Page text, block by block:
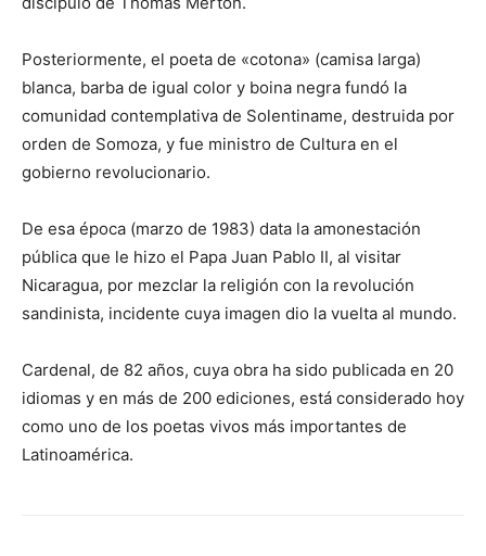
Posteriormente, el poeta de «cotona» (camisa larga)
blanca, barba de igual color y boina negra fundó la
comunidad contemplativa de Solentiname, destruida por
orden de Somoza, y fue ministro de Cultura en el
gobierno revolucionario.
De esa época (marzo de 1983) data la amonestación
pública que le hizo el Papa Juan Pablo II, al visitar
Nicaragua, por mezclar la religión con la revolución
sandinista, incidente cuya imagen dio la vuelta al mundo.
Cardenal, de 82 años, cuya obra ha sido publicada en 20
idiomas y en más de 200 ediciones, está considerado hoy
como uno de los poetas vivos más importantes de
Latinoamérica.